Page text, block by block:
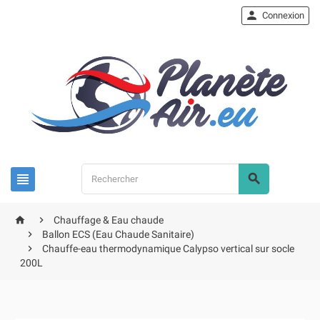
 
 Connexion
 
Chauffage & Eau chaude

Ballon ECS (Eau Chaude Sanitaire)

Chauffe-eau thermodynamique Calypso vertical sur socle
200L